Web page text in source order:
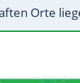
Orte